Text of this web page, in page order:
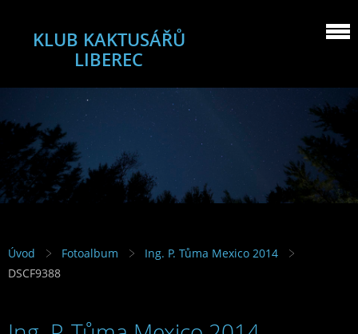
KLUB KAKTUSÁŘŮ
LIBEREC
Úvod Fotoalbum
Ing. P. Tůma Mexico 2014
DSCF9388